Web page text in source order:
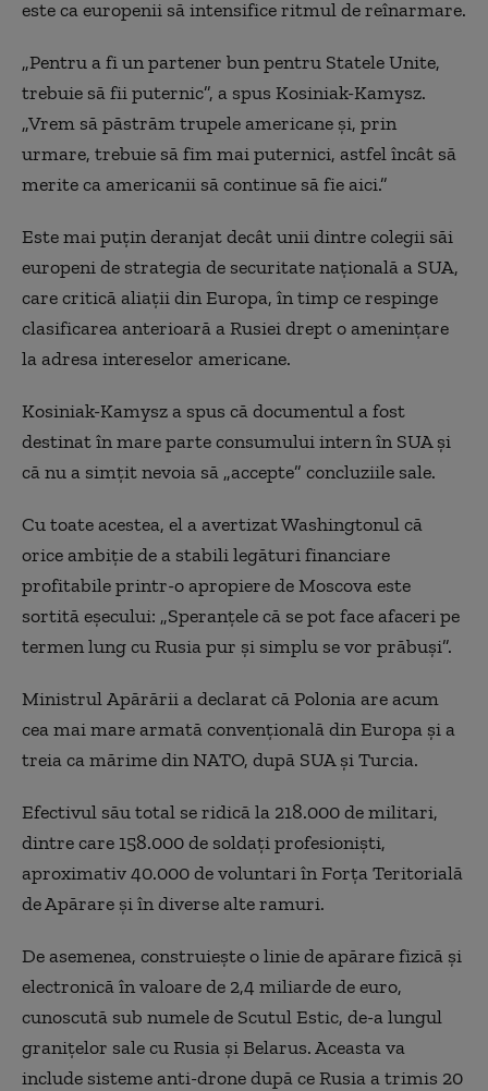
este ca europenii să intensifice ritmul de reînarmare.
„Pentru a fi un partener bun pentru Statele Unite,
trebuie să fii puternic”, a spus Kosiniak-Kamysz.
„Vrem să păstrăm trupele americane și, prin
urmare, trebuie să fim mai puternici, astfel încât să
merite ca americanii să continue să fie aici.”
Este mai puțin deranjat decât unii dintre colegii săi
europeni de strategia de securitate națională a SUA,
care critică aliații din Europa, în timp ce respinge
clasificarea anterioară a Rusiei drept o amenințare
la adresa intereselor americane.
Kosiniak-Kamysz a spus că documentul a fost
destinat în mare parte consumului intern în SUAși
că nu a simțit nevoia să „accepte” concluziile sale.
Cu toate acestea, el a avertizat Washingtonul că
orice ambiție de a stabili legături financiare
profitabile printr-o apropiere de Moscova este
sortită eșecului: „Speranțele că se pot face afaceri pe
termen lung cu Rusia pur și simplu se vor prăbuși”.
MinistrulApărării a declarat că Polonia are acum
cea mai mare armată convențională din Europa și a
treia ca mărime din NATO, după SUA și Turcia.
Efectivul său total se ridică la 218.000 de militari,
dintre care 158.000 de soldați profesioniști,
aproximativ 40.000 de voluntari în Forța Teritorială
de Apărare și în diverse alte ramuri.
De asemenea, construiește o linie de apărare fizică și
electronică în valoare de 2,4 miliarde de euro,
cunoscută sub numele de Scutul Estic, de-a lungul
granițelor sale cu Rusia și Belarus. Aceasta va
include sisteme anti-drone după ce Rusia a trimis 20